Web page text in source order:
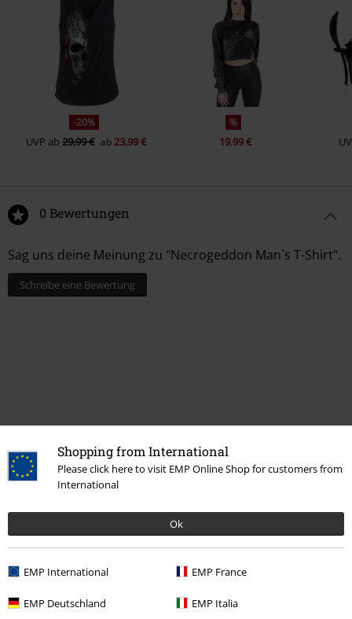
Shopping from International
Please click here to visit EMP Online Shop for customers from
International
Ok
EMP International EMP France
EMP Deutschland EMP Italia
-20%
UVP ab29,99 € ab 23,99 €
%
19,99 €
0 Bewertungen
Sag uns deine Meinung zu "Necrogeddon Man`s T-Shirt".
Schreibe eine Bewertung
Zuletzt angesehene Artikel